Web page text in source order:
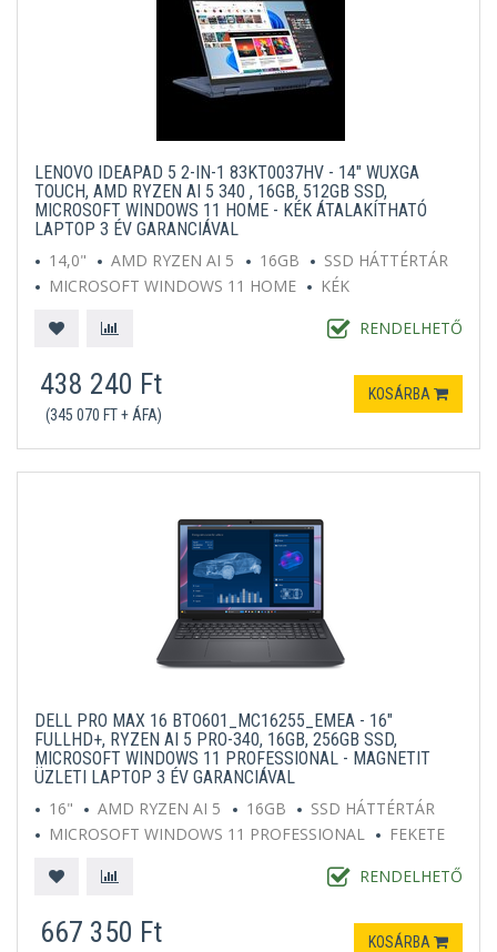
LENOVO IDEAPAD 5 2-IN-1 83KT0037HV - 14" WUXGA
TOUCH, AMD RYZEN AI 5 340 , 16GB, 512GB SSD,
MICROSOFT WINDOWS 11 HOME - KÉK ÁTALAKÍTHATÓ
LAPTOP 3 ÉV GARANCIÁVAL
14,0"
AMD RYZEN AI 5 16GB
SSD HÁTTÉRTÁR
MICROSOFT WINDOWS 11 HOME
KÉK
RENDELHETŐ
438 240 Ft
(345 070 FT + ÁFA)
KOSÁRBA
DELL PRO MAX 16 BTO601_MC16255_EMEA - 16"
FULLHD+, RYZEN AI 5 PRO-340, 16GB, 256GB SSD,
MICROSOFT WINDOWS 11 PROFESSIONAL - MAGNETIT
ÜZLETI LAPTOP 3 ÉV GARANCIÁVAL
16"
AMD RYZEN AI 5 16GB
SSD HÁTTÉRTÁR
MICROSOFT WINDOWS 11 PROFESSIONAL
FEKETE
RENDELHETŐ
667 350 Ft KOSÁRBA